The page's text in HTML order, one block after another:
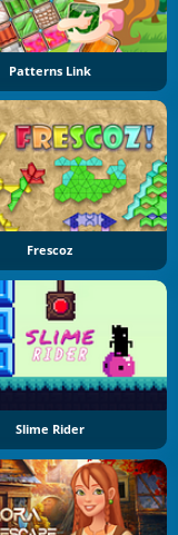
Patterns Link
Frescoz
Slime Rider